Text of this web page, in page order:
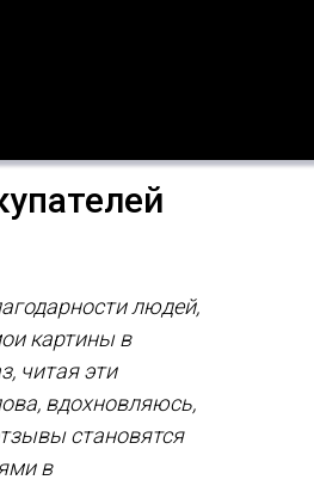
людей,
картины в
читая эти
вдохновляюсь,
становятся
в